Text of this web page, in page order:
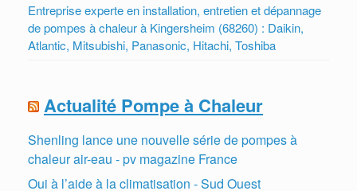
Entreprise experte en installation, entretien et dépannage
de pompes à chaleur à Kingersheim (68260) : Daikin,
Atlantic, Mitsubishi, Panasonic, Hitachi, Toshiba
Actualité Pompe à Chaleur
Shenling lance une nouvelle série de pompes à
chaleur air-eau - pv magazine France
Oui à l’aide à la climatisation - Sud Ouest